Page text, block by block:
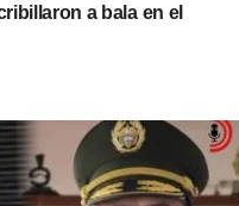
a bala en el